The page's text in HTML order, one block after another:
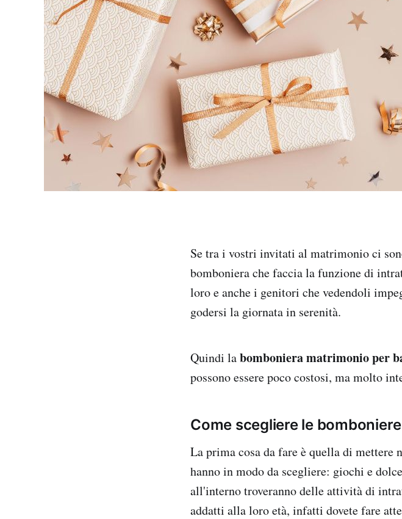
Se tra i vostri invitati al matrimonio ci
bomboniera che faccia la funzione di
loro e anche i genitori che vedendoli
godersi la giornata in serenità.
Quindi labomboniera matrimonio per
possono essere poco costosi, ma molto
Come scegliere le
La prima cosa da fare è quella di
hanno in modo da scegliere: giochi e
all'interno troveranno delle attività di
addatti alla loro età, infatti dovete fare